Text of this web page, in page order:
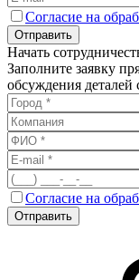
Согласие на
Отправить
Начать
Заполните заявку
обсуждения деталей
Согласие на
Отправить